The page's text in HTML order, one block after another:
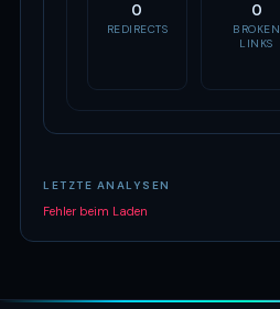
0
REDIRECTS
0
BROKEN
LINKS
LETZTE ANALYSEN
Fehler beim Laden